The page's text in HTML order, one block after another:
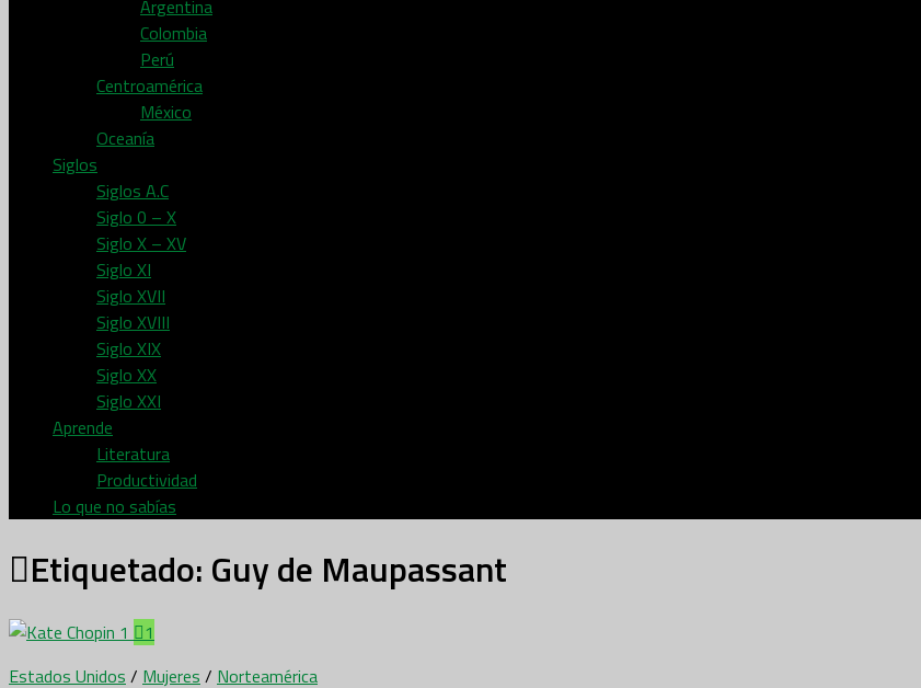
Argentina
Colombia
Perú
Centroamérica
México
Oceanía
Siglos
Siglos A.C
Siglo 0 – X
Siglo X – XV
Siglo XI
Siglo XVII
Siglo XVIII
Siglo XIX
Siglo XX
Siglo XXI
Aprende
Literatura
Productividad
Lo que no sabías
Etiquetado: Guy de Maupassant
1
Estados Unidos / Mujeres / Norteamérica